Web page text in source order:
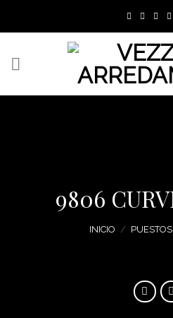
9806
INICIO /